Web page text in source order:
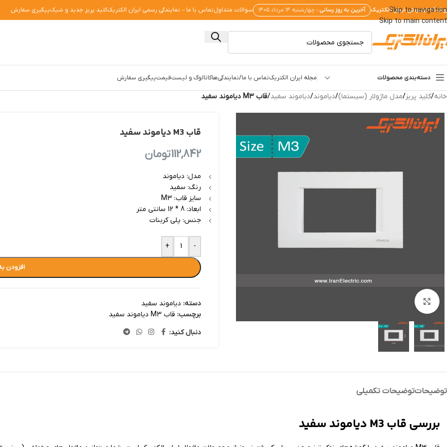
Skip to navigation
Skip to main content
اینترنتی ایران الکتریک آخرین به روز رسانی : چهارشنبه ۱۴ مرداد ۱۴۰۵ سوالات متداولتماس با ما – نمایندگی رسمی ایران الکتریککلید پریز جدید و شیکپیگیری سفارش
دسته‌بندی محصولات مجله ایران الکتریکتماس با ما/نمایندگی‌هاکاتالوگ و لیست‌قیمتپیگیری سفارش
خانه/کلید پریز/مدل ماژولار (سیستما)/دیاموند/دیاموند سفید/قاب M3 دیاموند سفید
قاب M3 دیاموند سفید
112,842تومان
مدل: دیاموند
رنگ: سفید
سایز قاب: M3
ابعاد: 8 * 12 سانتی متر
جنس: پلی کربنات
-
+
افزودن
دسته: دیاموند سفید
برچسب: قاب M3 دیاموند سفید
دنبال کنید:
توضیحاتتوضیحات تکمیلی
بررسی قاب M3 دیاموند سفید